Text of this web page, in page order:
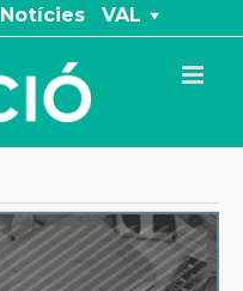
Notícies VAL